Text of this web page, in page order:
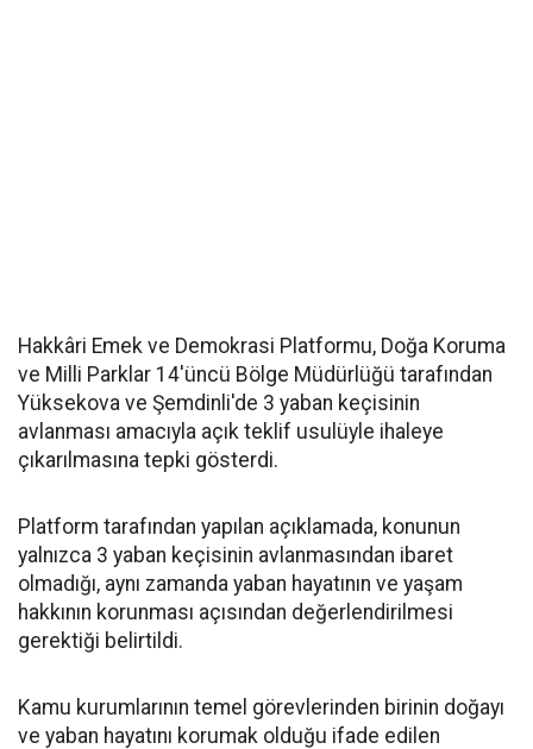
Hakkâri Emek ve Demokrasi Platformu, Doğa Koruma
ve Milli Parklar 14'üncü Bölge Müdürlüğü tarafından
Yüksekova ve Şemdinli'de 3 yaban keçisinin
avlanması amacıyla açık teklif usulüyle ihaleye
çıkarılmasına tepki gösterdi.
Platform tarafından yapılan açıklamada, konunun
yalnızca 3 yaban keçisinin avlanmasından ibaret
olmadığı, aynı zamanda yaban hayatının ve yaşam
hakkının korunması açısından değerlendirilmesi
gerektiği belirtildi.
Kamu kurumlarının temel görevlerinden birinin doğayı
ve yaban hayatını korumak olduğu ifade edilen